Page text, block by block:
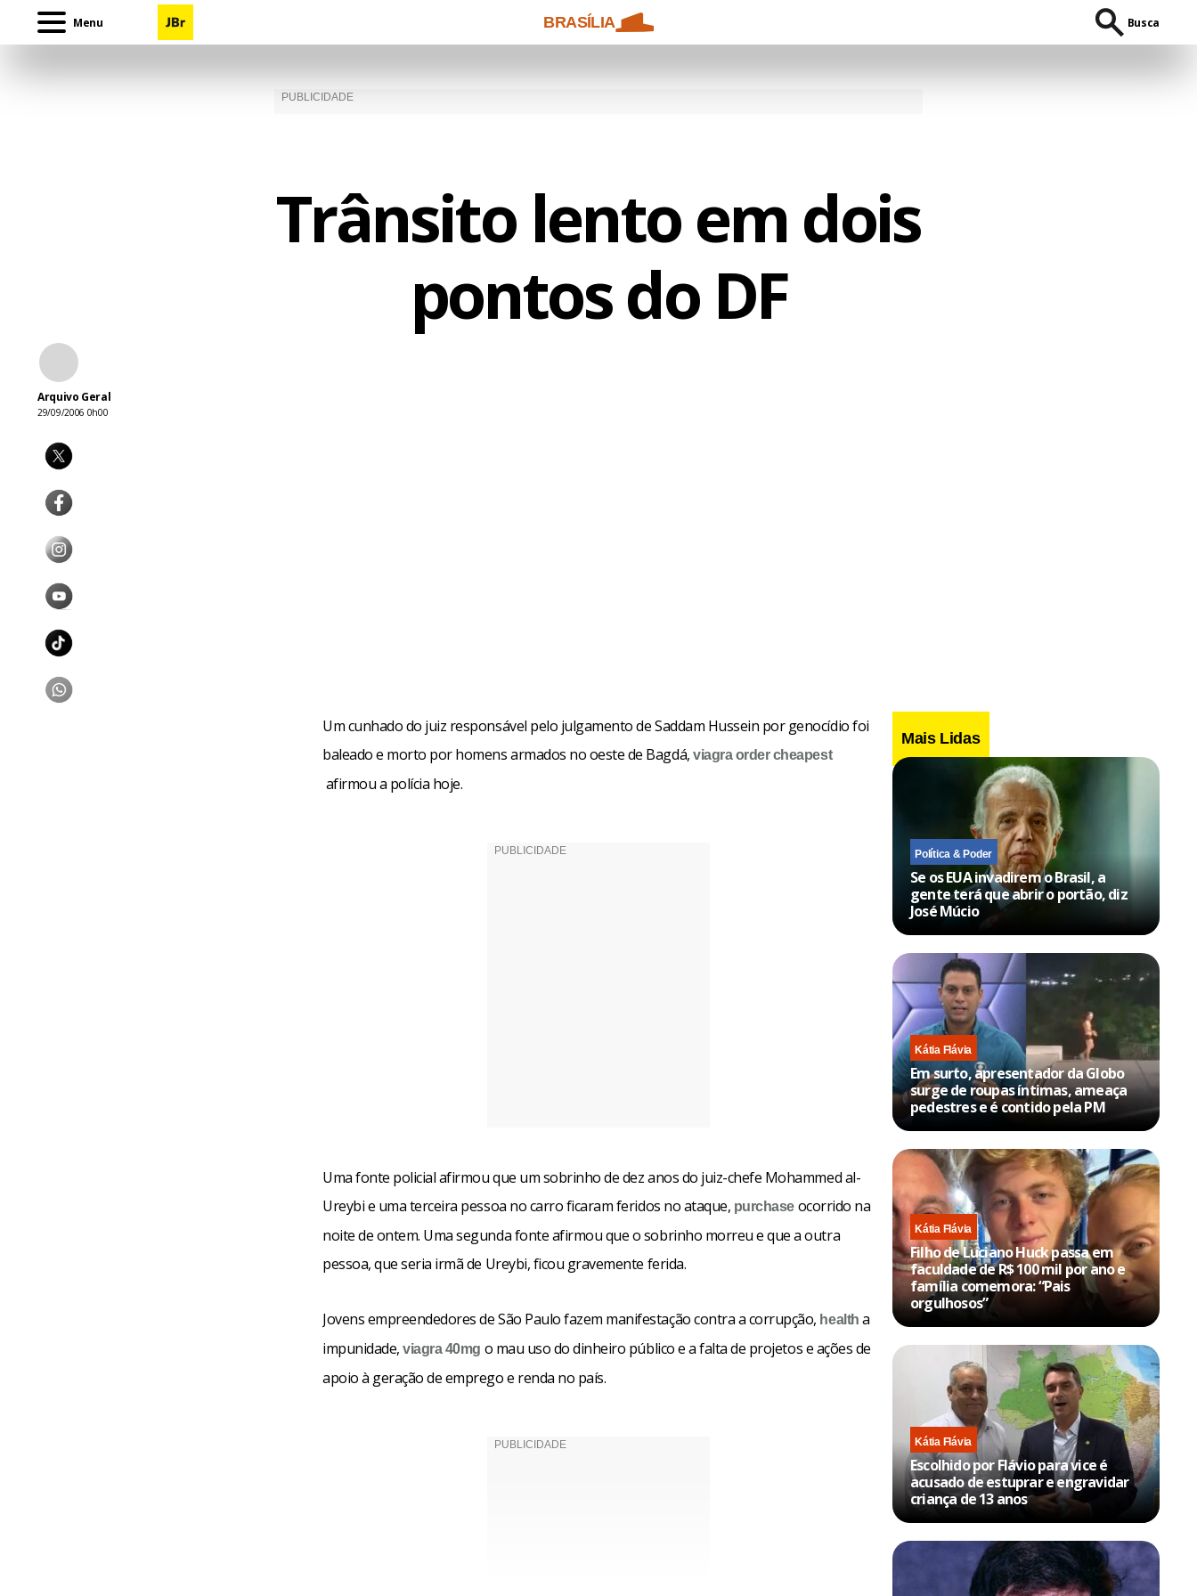
Menu BRASÍLIA Busca
Trânsito lento em dois
pontos do DF
Arquivo Geral
29/09/2006 0h00
Um cunhado do juiz responsável pelo julgamento de Saddam Hussein por genocídio foi
baleado e morto por homens armados no oeste de Bagdá,viagra order cheapest
afirmou a polícia hoje.
Uma fonte policial afirmou que um sobrinho de dez anos do juiz-chefe Mohammed al-
Ureybi e uma terceira pessoa no carro ficaram feridos no ataque, purchaseocorrido na
noite de ontem. Uma segunda fonte afirmou que o sobrinho morreu e que a outra
pessoa, que seria irmã de Ureybi, ficou gravemente ferida.
Jovens empreendedores de São Paulo fazem manifestação contra a corrupção, health a
impunidade,viagra 40mg o mau uso do dinheiro público e a falta de projetos e ações de
apoio à geração de emprego e renda no país.
Mais Lidas
Política & Poder
Se os EUA invadirem o Brasil, a
gente terá que abrir o portão, diz
José Múcio
Kátia Flávia
Em surto, apresentador da Globo
surge de roupas íntimas, ameaça
pedestres e é contido pela PM
Kátia Flávia
Filho de Luciano Huck passa em
faculdade de R$ 100 mil por ano e
família comemora: “Pais
orgulhosos”
Kátia Flávia
Escolhido por Flávio para vice é
acusado de estuprar e engravidar
criança de 13 anos